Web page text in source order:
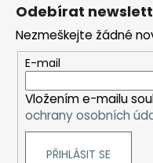
Odebírat
Nezmeškejte žádné
E-mail
Vložením e-mailu
ochrany osobních
PŘIHLÁSIT SE